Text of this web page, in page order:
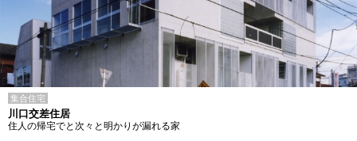
集合住宅
川口交差住居
住人の帰宅でと次々と明かりが漏れる家